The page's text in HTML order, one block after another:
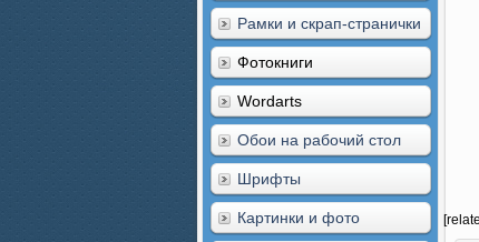
Рамки и скрап-странички
Фотокниги
Wordarts
Обои на рабочий стол
Шрифты
Картинки и фото